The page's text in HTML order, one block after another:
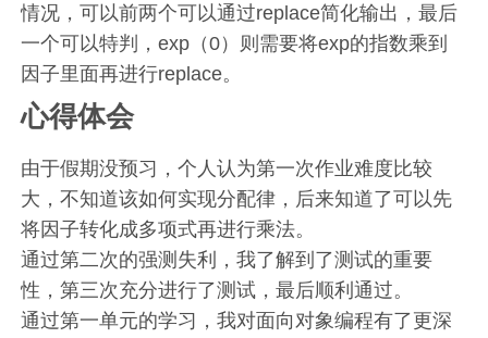
情况，可以前两个可以通过replace简化输出，最后
一个可以特判，exp（0）则需要将exp的指数乘到
因子里面再进行replace。
心得体会
由于假期没预习，个人认为第一次作业难度比较
大，不知道该如何实现分配律，后来知道了可以先
将因子转化成多项式再进行乘法。
通过第二次的强测失利，我了解到了测试的重要
性，第三次充分进行了测试，最后顺利通过。
通过第一单元的学习，我对面向对象编程有了更深